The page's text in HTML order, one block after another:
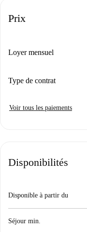
Prix
Loyer mensuel
Type de contrat
Voir tous les paiements
Disponibilités
Disponible à partir du
Séjour min.